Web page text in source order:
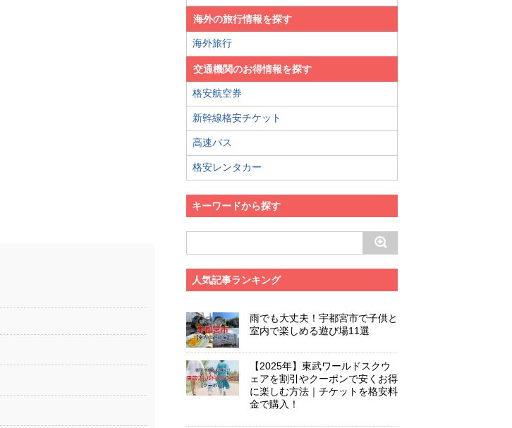
海外の旅行情報を探す
海外旅行
交通機関のお得情報を探す
格安航空券
新幹線格安チケット
高速バス
格安レンタカー
キーワードから探す
人気記事ランキング
雨でも大丈夫！宇都宮市で子供と
室内で楽しめる遊び場11選
【2025年】東武ワールドスクウ
ェアを割引やクーポンで安くお得
に楽しむ方法｜チケットを格安料
金で購入！